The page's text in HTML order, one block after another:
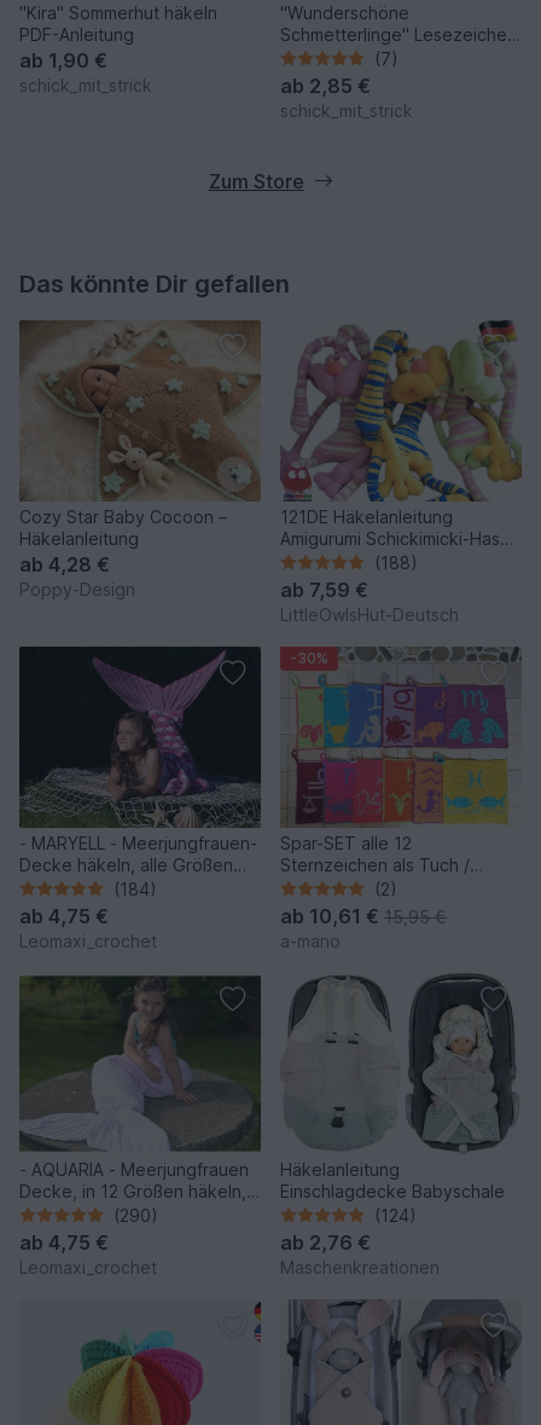
"Kira" Sommerhut häkeln
PDF-Anleitung
ab 1,90 €
schick_mit_strick
"Wunderschöne
Schmetterlinge" Lesezeichen,
Osterdeko häkeln PDF-
Anleitung
(7)
ab 2,85 €
schick_mit_strick
Zum Store
Das könnte Dir gefallen
Cozy Star Baby Cocoon –
Häkelanleitung
ab 4,28 €
Poppy-Design
121DE Häkelanleitung
Amigurumi Schickimicki-Hase
- PDF Pertseva CP
(188)
ab 7,59 €
LittleOwlsHut-Deutsch
- MARYELL - Meerjungfrauen-
Decke häkeln, alle Größen
und 4 Muster Varianten, tolles
Geschenk
(184)
ab 4,75 €
Leomaxi_crochet
-30%
Spar-SET alle 12
Sternzeichen als Tuch /
Topflappen - Häkelanleitung
(2)
ab 10,61 € 15,95 €
a-mano
- AQUARIA - Meerjungfrauen
Decke, in 12 Größen häkeln,
super für Anfänger,
Flossendecke, Meerjungfrau
(290)
ab 4,75 €
Leomaxi_crochet
Häkelanleitung
Einschlagdecke Babyschale
(124)
ab 2,76 €
Maschenkreationen